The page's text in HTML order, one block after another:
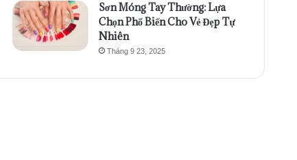
Sơn Móng Tay Thường: Lựa
Chọn Phổ Biến Cho Vẻ Đẹp Tự
Nhiên
Tháng 9 23, 2025